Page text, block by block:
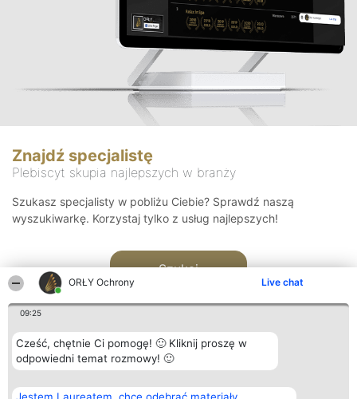
ORŁY Ochrony Live chat
09:25
Cześć, chętnie Ci pomogę! 🙂 Kliknij proszę w
odpowiedni temat rozmowy! 🙂
Znajdź specjalistę
Plebiscyt skupia najlepszych w branży
Szukasz specjalisty w pobliżu Ciebie? Sprawdź naszą
wyszukiwarkę. Korzystaj tylko z usług najlepszych!
Szukaj
Organizator plebiscytu Plebiscyt Kontakt